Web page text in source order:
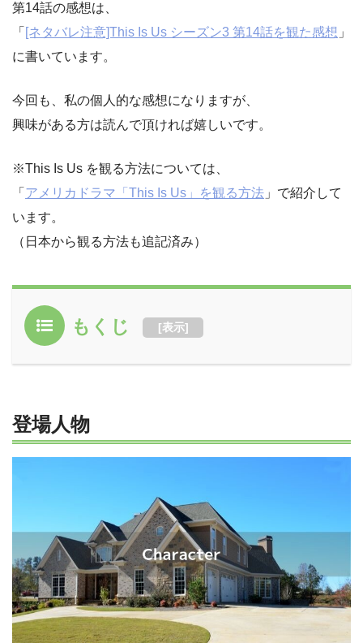
第14話の感想は、
「 [ネタバレ注意]This Is Us シーズン3 第14話を観た感想 」
に書いています。
今回も、私の個人的な感想になりますが、
興味がある方は読んで頂ければ嬉しいです。
※This Is Us を観る方法については、
「 アメリカドラマ「This Is Us」を観る方法 」で紹介して
います。
（日本から観る方法も追記済み）
もくじ [表示]
登場人物